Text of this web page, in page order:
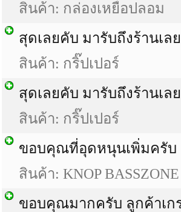
สินค้า: กล่องเหยื่อปลอม
สุดเลยคับ มารับถึงร้านเล
สินค้า: กริ๊ปเปอร์
สุดเลยคับ มารับถึงร้านเล
สินค้า: กริ๊ปเปอร์
ขอบคุณที่อุดหนุนเพิ่มครับ
สินค้า: KNOP BASSZONE
ขอบคุณมากครับ ลูกค้าเก